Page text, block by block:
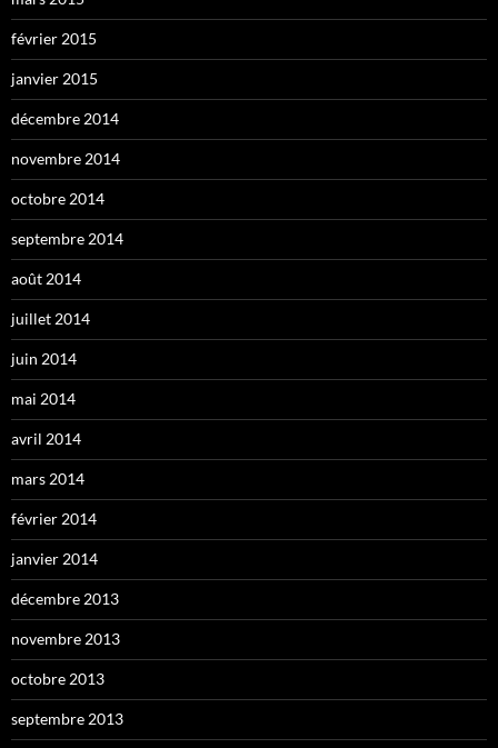
février 2015
janvier 2015
décembre 2014
novembre 2014
octobre 2014
septembre 2014
août 2014
juillet 2014
juin 2014
mai 2014
avril 2014
mars 2014
février 2014
janvier 2014
décembre 2013
novembre 2013
octobre 2013
septembre 2013